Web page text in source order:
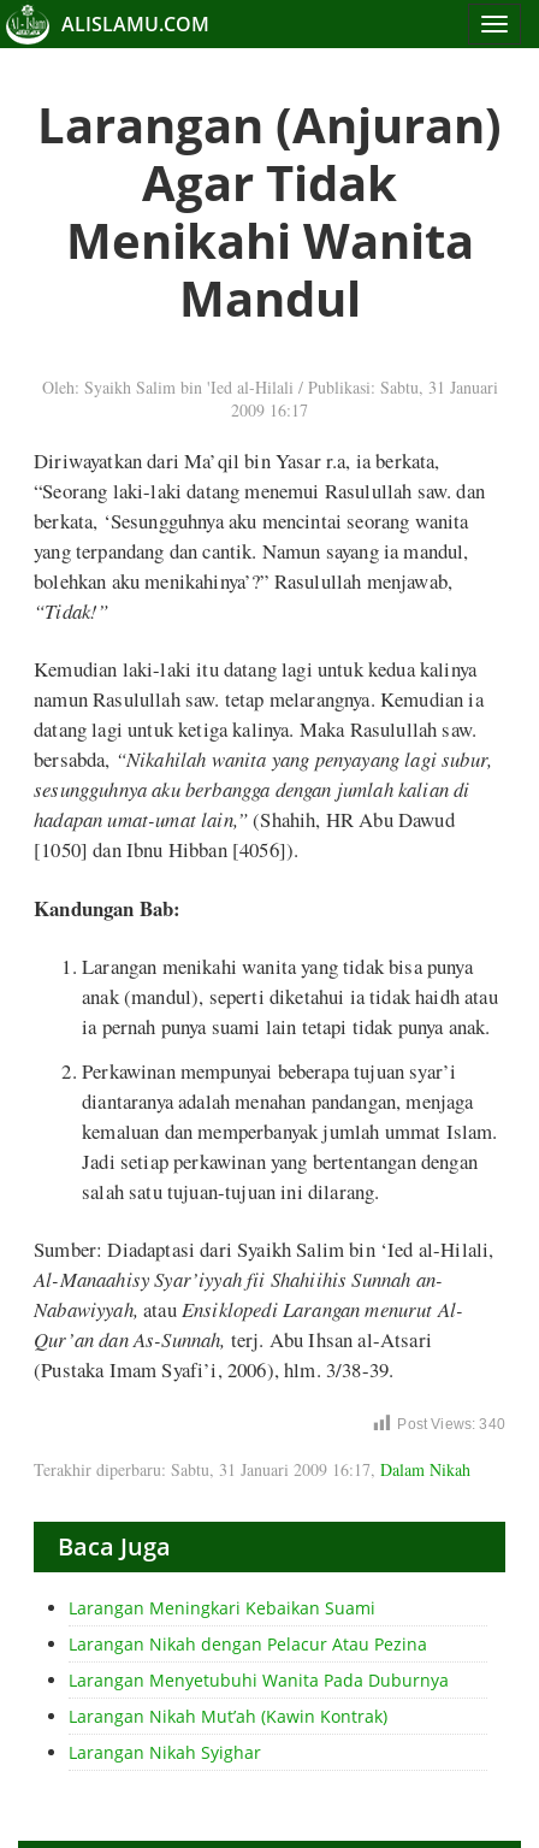
Toggle
ALISLAMU.COM
Larangan (Anjuran)
Agar Tidak
Menikahi Wanita
Mandul
Oleh: Syaikh Salim bin 'Ied al-Hilali / Publikasi: Sabtu, 31 Januari
2009 16:17
Diriwayatkan dari Ma’qil bin Yasar r.a, ia berkata,
“Seorang laki-laki datang menemui Rasulullah saw. dan
berkata, ‘Sesungguhnya aku mencintai seorang wanita
yang terpandang dan cantik. Namun sayang ia mandul,
bolehkan aku menikahinya’?” Rasulullah menjawab,
“Tidak!”
Kemudian laki-laki itu datang lagi untuk kedua kalinya
namun Rasulullah saw. tetap melarangnya. Kemudian ia
datang lagi untuk ketiga kalinya. Maka Rasulullah saw.
bersabda, “Nikahilah wanita yang penyayang lagi subur,
sesungguhnya aku berbangga dengan jumlah kalian di
hadapan umat-umat lain,”(Shahih, HR Abu Dawud
[1050] dan Ibnu Hibban [4056]).
Kandungan Bab:
Larangan menikahi wanita yang tidak bisa punya
anak (mandul), seperti diketahui ia tidak haidh atau
ia pernah punya suami lain tetapi tidak punya anak.
Perkawinan mempunyai beberapa tujuan syar’i
diantaranya adalah menahan pandangan, menjaga
kemaluan dan memperbanyak jumlah ummat Islam.
Jadi setiap perkawinan yang bertentangan dengan
salah satu tujuan-tujuan ini dilarang.
Sumber: Diadaptasi dari Syaikh Salim bin ‘Ied al-Hilali,
Al-Manaahisy Syar’iyyah fii Shahiihis Sunnah an-
Nabawiyyah, atauEnsiklopedi Larangan menurut Al-
Qur’an dan As-Sunnah, terj. Abu Ihsan al-Atsari
(Pustaka Imam Syafi’i, 2006), hlm. 3/38-39.
Post Views: 340
Terakhir diperbaru: Sabtu, 31 Januari 2009 16:17, Dalam Nikah
Baca Juga
Larangan Meningkari Kebaikan Suami
Larangan Nikah dengan Pelacur Atau Pezina
Larangan Menyetubuhi Wanita Pada Duburnya
Larangan Nikah Mut’ah (Kawin Kontrak)
Larangan Nikah Syighar